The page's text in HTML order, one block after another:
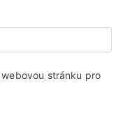
stránku pro